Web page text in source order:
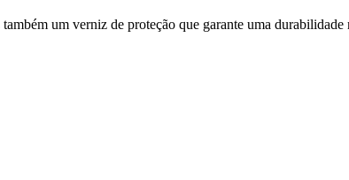
um verniz de proteção que garante uma durabilidade